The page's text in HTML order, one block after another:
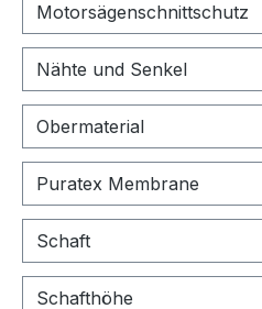
Motorsägenschnittschutz
Nähte und Senkel
Obermaterial
Puratex Membrane
Schaft
Schafthöhe